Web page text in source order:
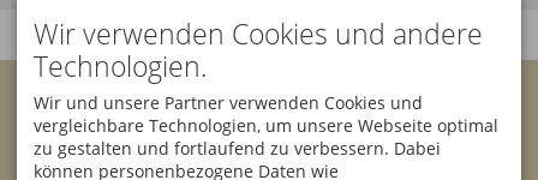
Bannwaldsee Hotel GmbH
& Co. KG
Klaus Rehklau
Sesselbahnstraße 10
Facebook Instagram
Wir verwenden Cookies und andere
Technologien.
Wir und unsere Partner verwenden Cookies und
vergleichbare Technologien, um unsere Webseite optimal
zu gestalten und fortlaufend zu verbessern. Dabei
können personenbezogene Daten wie